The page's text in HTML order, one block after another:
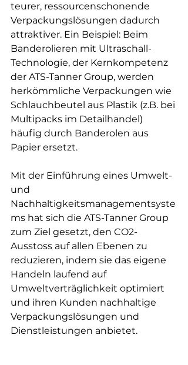
teurer, ressourcenschonende
Verpackungslösungen dadurch
attraktiver. Ein Beispiel: Beim
Banderolieren mit Ultraschall-
Technologie, der Kernkompetenz
der ATS-Tanner Group, werden
herkömmliche Verpackungen wie
Schlauchbeutel aus Plastik (z.B. bei
Multipacks im Detailhandel)
häufig durch Banderolen aus
Papier ersetzt.
Mit der Einführung eines Umwelt-
und
Nachhaltigkeitsmanagementsyste
ms hat sich die ATS-Tanner Group
zum Ziel gesetzt, den CO2-
Ausstoss auf allen Ebenen zu
reduzieren, indem sie das eigene
Handeln laufend auf
Umweltverträglichkeit optimiert
und ihren Kunden nachhaltige
Verpackungslösungen und
Dienstleistungen anbietet.